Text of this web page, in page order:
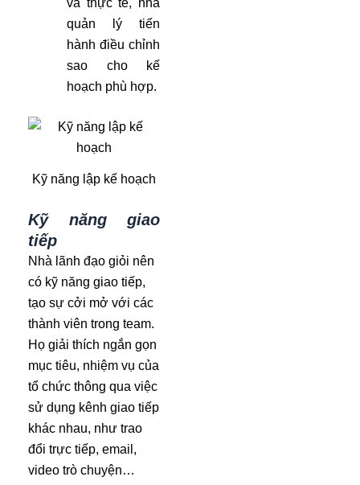
và thực tế, nhà
quản lý tiến
hành điều chỉnh
sao cho kế
hoạch phù hợp.
Kỹ năng lập kế hoạch
Kỹ năng giao
tiếp
Nhà lãnh đạo giỏi nên
có kỹ năng giao tiếp,
tạo sự cởi mở với các
thành viên trong team.
Họ giải thích ngắn gọn
mục tiêu, nhiệm vụ của
tổ chức thông qua việc
sử dụng kênh giao tiếp
khác nhau, như trao
đổi trực tiếp, email,
video trò chuyện…